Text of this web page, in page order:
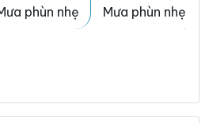
phùn nhẹ
Mưa phùn nhẹ